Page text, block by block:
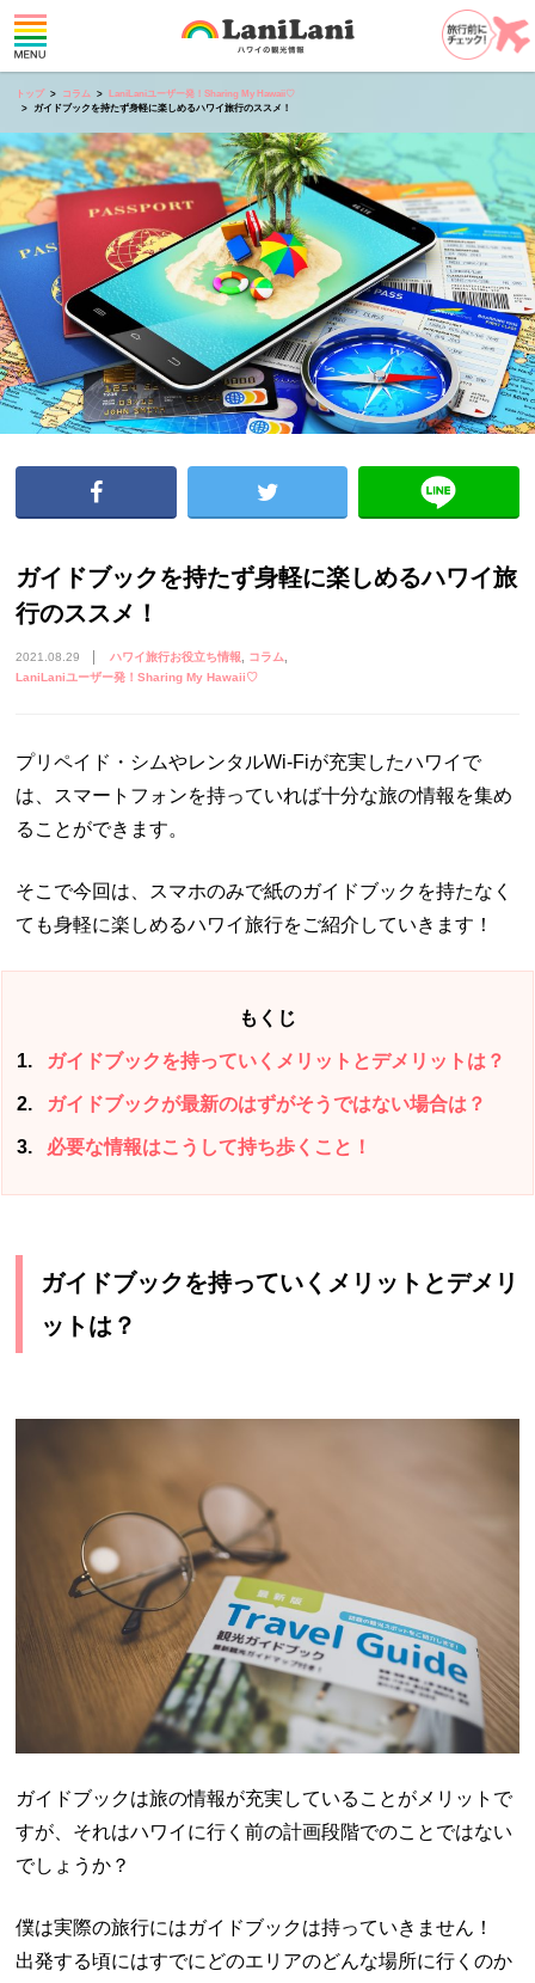
トップ コラム
LaniLaniユーザー発！Sharing My Hawaii♡
ガイドブックを持たず身軽に楽しめるハワイ旅行のススメ！
ガイドブックを持たず身軽に楽しめるハワイ旅
行のススメ！
2021.08.29 ハワイ旅行お役立ち情報
コラム
LaniLaniユーザー発！Sharing My Hawaii♡
プリペイド・シムやレンタルWi-Fiが充実したハワイで
は、スマートフォンを持っていれば十分な旅の情報を集め
ることができます。
そこで今回は、スマホのみで紙のガイドブックを持たなく
ても身軽に楽しめるハワイ旅行をご紹介していきます！
もくじ
1 ガイドブックを持っていくメリットとデメリットは？
2 ガイドブックが最新のはずがそうではない場合は？
3 必要な情報はこうして持ち歩くこと！
ガイドブックを持っていくメリットとデメリ
ットは？
ガイドブックは旅の情報が充実していることがメリットで
すが、それはハワイに行く前の計画段階でのことではない
でしょうか？
僕は実際の旅行にはガイドブックは持っていきません！
出発する頃にはすでにどのエリアのどんな場所に行くのか